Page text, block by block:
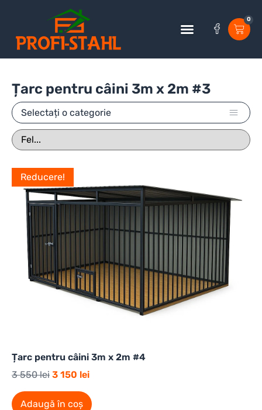
0
Țarc pentru câini 3m x 2m #3
Selectați o categorie
Reducere!
Țarc pentru câini 3m x 2m #4
3 550lei 3 150 lei
Adaugă în coș